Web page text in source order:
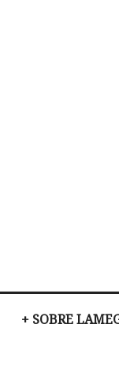
+ SOBRE